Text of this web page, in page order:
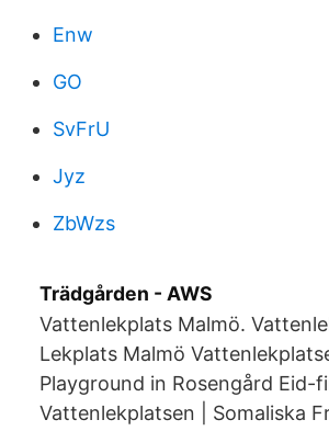
Enw
GO
SvFrU
Jyz
ZbWzs
Trädgården - AWS
Vattenlekplats Malmö.
Lekplats Malmö
Playground in Rosengård Eid-
Vattenlekplatsen | Somaliska